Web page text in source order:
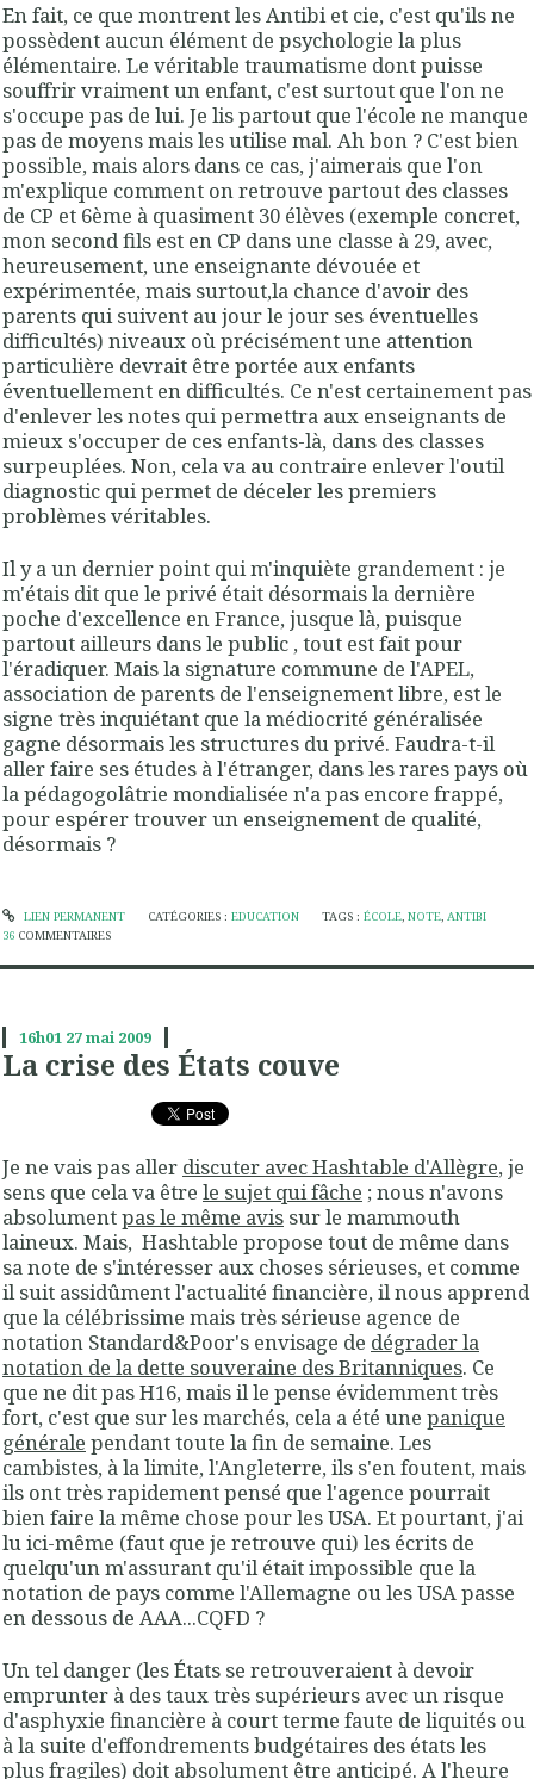
En fait, ce que montrent les Antibi et cie, c'est qu'ils ne
possèdent aucun élément de psychologie la plus
élémentaire. Le véritable traumatisme dont puisse
souffrir vraiment un enfant, c'est surtout que l'on ne
s'occupe pas de lui. Je lis partout que l'école ne manque
pas de moyens mais les utilise mal. Ah bon ? C'est bien
possible, mais alors dans ce cas, j'aimerais que l'on
m'explique comment on retrouve partout des classes
de CP et 6ème à quasiment 30 élèves (exemple concret,
mon second fils est en CP dans une classe à 29, avec,
heureusement, une enseignante dévouée et
expérimentée, mais surtout,la chance d'avoir des
parents qui suivent au jour le jour ses éventuelles
difficultés) niveaux où précisément une attention
particulière devrait être portée aux enfants
éventuellement en difficultés. Ce n'est certainement pas
d'enlever les notes qui permettra aux enseignants de
mieux s'occuper de ces enfants-là, dans des classes
surpeuplées. Non, cela va au contraire enlever l'outil
diagnostic qui permet de déceler les premiers
problèmes véritables.
Il y a un dernier point qui m'inquiète grandement : je
m'étais dit que le privé était désormais la dernière
poche d'excellence en France, jusque là, puisque
partout ailleurs dans le public , tout est fait pour
l'éradiquer. Mais la signature commune de l'APEL,
association de parents de l'enseignement libre, est le
signe très inquiétant que la médiocrité généralisée
gagne désormais les structures du privé. Faudra-t-il
aller faire ses études à l'étranger, dans les rares pays où
la pédagogolâtrie mondialisée n'a pas encore frappé,
pour espérer trouver un enseignement de qualité,
désormais ?
LIEN PERMANENT CATÉGORIES : EDUCATION TAGS :ÉCOLE,NOTE,ANTIBI
36 COMMENTAIRES
16h01 27mai 2009
La crise des États couve
Je ne vais pas aller discuter avec Hashtable d'Allègre, je
sens que cela va être le sujet qui fâche ; nous n'avons
absolumentpas le même avis sur le mammouth
laineux. Mais, Hashtable propose tout de même dans
sa note de s'intéresser aux choses sérieuses, et comme
il suit assidûment l'actualité financière, il nous apprend
que la célébrissime mais très sérieuse agence de
notation Standard&Poor's envisage de dégrader la
notation de la dette souveraine des Britanniques. Ce
que ne dit pas H16, mais il le pense évidemment très
fort, c'est que sur les marchés, cela a été une panique
générale pendant toute la fin de semaine. Les
cambistes, à la limite, l'Angleterre, ils s'en foutent, mais
ils ont très rapidement pensé que l'agence pourrait
bien faire la même chose pour les USA. Et pourtant, j'ai
lu ici-même (faut que je retrouve qui) les écrits de
quelqu'un m'assurant qu'il était impossible que la
notation de pays comme l'Allemagne ou les USA passe
en dessous de AAA...CQFD ?
Un tel danger (les États se retrouveraient à devoir
emprunter à des taux très supérieurs avec un risque
d'asphyxie financière à court terme faute de liquités ou
à la suite d'effondrements budgétaires des états les
plus fragiles) doit absolument être anticipé. A l'heure